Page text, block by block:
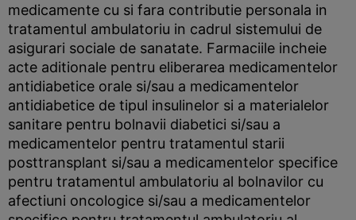
medicamente cu si fara contributie personala in
tratamentul ambulatoriu in cadrul sistemului de
asigurari sociale de sanatate. Farmaciile incheie
acte aditionale pentru eliberarea medicamentelor
antidiabetice orale si/sau a medicamentelor
antidiabetice de tipul insulinelor si a materialelor
sanitare pentru bolnavii diabetici si/sau a
medicamentelor pentru tratamentul starii
posttransplant si/sau a medicamentelor specifice
pentru tratamentul ambulatoriu al bolnavilor cu
afectiuni oncologice si/sau a medicamentelor